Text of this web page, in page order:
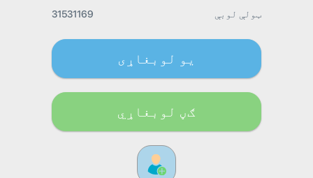
ټولې لوبې 31531169
یو لوبغاړی
ګڼ لوبغاړي